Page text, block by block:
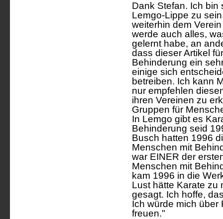
Dank Stefan. Ich bin
Lemgo-Lippe zu
weiterhin dem
werde auch alles,
gelernt habe, an
dass dieser Artikel
Behinderung ein
einige sich
betreiben. Ich kann
nur empfehlen
ihren Vereinen zu
Gruppen für
In Lemgo gibt es
Behinderung seid
Busch hatten 1996
Menschen mit
war EINER der
Menschen mit
kam 1996 in die
Lust hätte Karate zu
gesagt. Ich hoffe,
Ich würde mich
freuen."